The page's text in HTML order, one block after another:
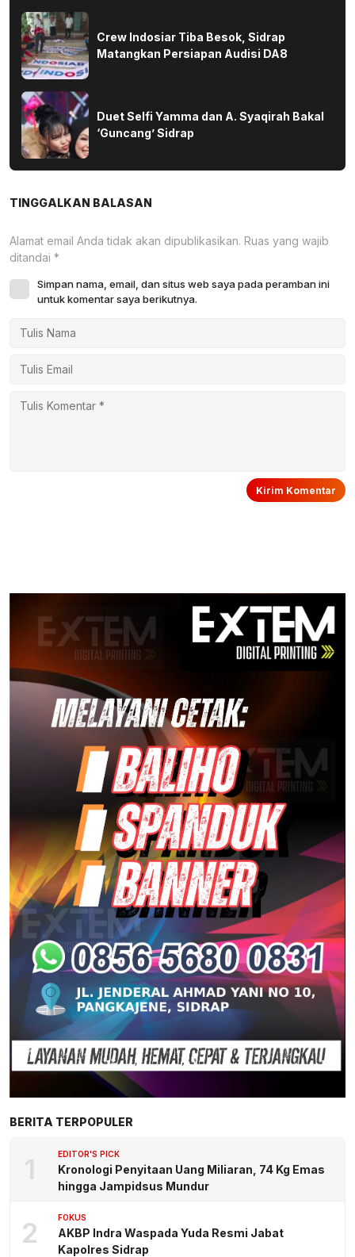
Crew Indosiar Tiba Besok, Sidrap
Matangkan Persiapan Audisi DA8
Duet Selfi Yamma dan A. Syaqirah Bakal
‘Guncang’ Sidrap
TINGGALKAN BALASAN
Alamat email Anda tidak akan dipublikasikan. Ruas yang wajib
ditandai *
Simpan nama, email, dan situs web saya pada peramban ini
untuk komentar saya berikutnya.
BERITA TERPOPULER
1 EDITOR'S PICK
Kronologi Penyitaan Uang Miliaran, 74 Kg Emas
hingga Jampidsus Mundur
2 FOKUS
AKBP Indra Waspada Yuda Resmi Jabat
Kapolres Sidrap